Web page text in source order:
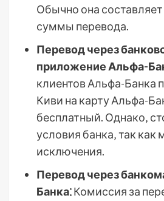
Обычно она составляет
суммы перевода.
Перевод через
приложение Альфа-
клиентов Альфа-Банка
Киви на карту Альфа-
бесплатный. Однако‚
условия банка‚ так как
исключения.
Перевод через
Банка⁚Комиссия за